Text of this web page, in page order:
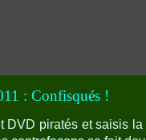
: Confisqués !
DVD piratés et saisis